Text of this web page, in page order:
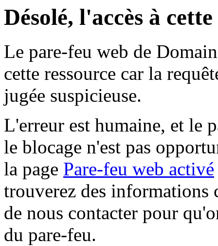
Désolé, l'accès à
Le pare-feu web de
cette ressource car la
jugée suspicieuse.
L'erreur est humaine, et le
le blocage n'est pas
la page Pare-feu web activé
trouverez des informations
de nous contacter pour
du pare-feu.